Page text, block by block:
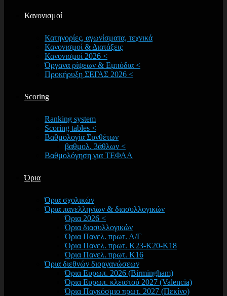
Κανονισμοί
Κατηγορίες, αγωνίσματα, τεχνικά
Κανονισμοί & Διατάξεις
Κανονισμοί 2026 <
Όργανα ρίψεων & Εμπόδια <
Προκήρυξη ΣΕΓΑΣ 2026 <
Scoring
Ranking system
Scoring tables <
Βαθμολογία Συνθέτων
βαθμολ. 3άθλων <
Βαθμολόγηση για ΤΕΦΑΑ
Όρια
Όρια σχολικών
Όρια πανελληνίων & διασυλλογικών
Όρια 2026 <
Όρια διασυλλογικών
Όρια Πανελ. πρωτ. Α/Γ
Όρια Πανελ. πρωτ. Κ23-Κ20-Κ18
Όρια Πανελ. πρωτ. Κ16
Όρια διεθνών διοργανώσεων
Όρια Ευρωπ. 2026 (Birmingham)
Όρια Ευρωπ. κλειστού 2027 (Valencia)
Όρια Παγκόσμιο πρωτ. 2027 (Πεκίνο)